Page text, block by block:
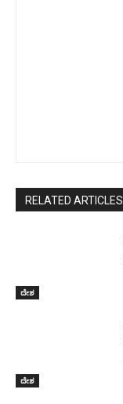
RELATED ARTICLES
ದೇಶ
ದೇಶ